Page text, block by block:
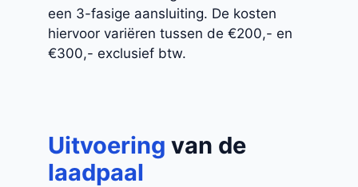
een 3-fasige aansluiting. De kosten
hiervoor variëren tussen de €200,- en
€300,- exclusief btw.
Uitvoering van de
laadpaal